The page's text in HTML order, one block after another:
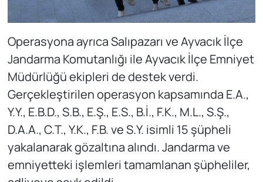
Operasyona ayrıca Salıpazarı ve Ayvacık İlçe
Jandarma Komutanlığı ile Ayvacık İlçe Emniyet
Müdürlüğü ekipleri de destek verdi.
Gerçekleştirilen operasyon kapsamında E.A.,
Y.Y., E.B.D., S.B., E.Ş., E.S., B.İ., F.K., M.L., S.Ş.,
D.A.A., C.T., Y.K., F.B. ve S.Y. isimli 15 şüpheli
yakalanarak gözaltına alındı. Jandarma ve
emniyetteki işlemleri tamamlanan şüpheliler,